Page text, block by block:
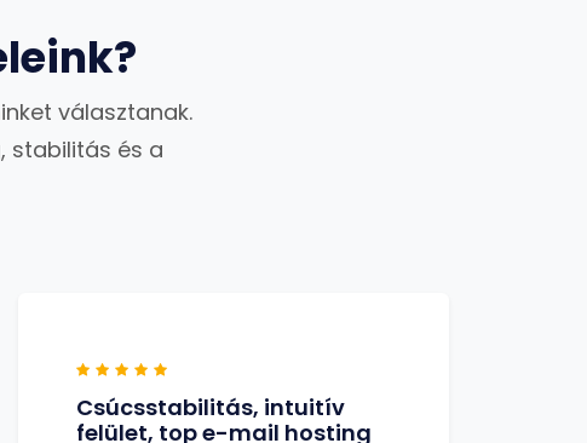
választanak.
stabilitás és a
Csúcsstabilitás, intuitív
felület, top e-mail hosting